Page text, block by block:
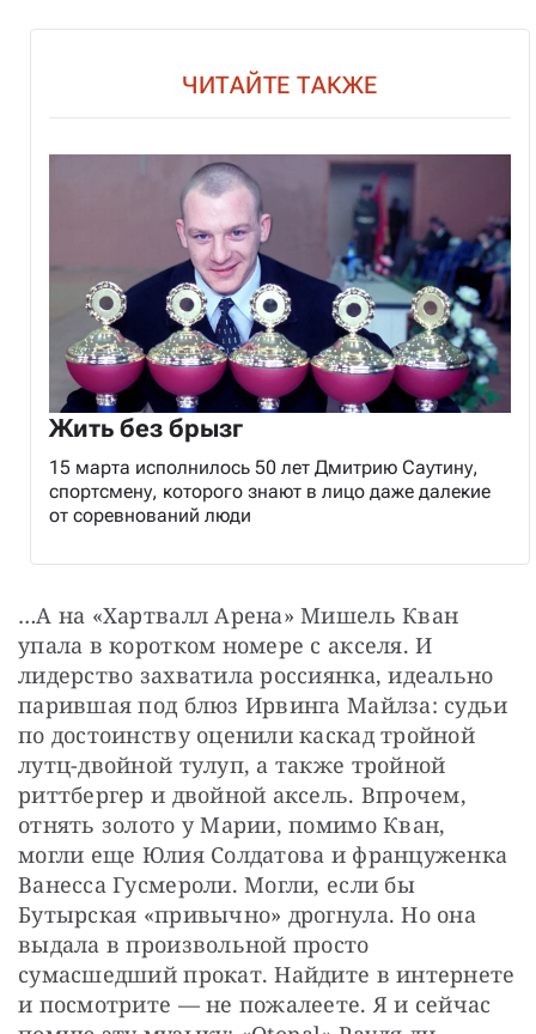
ЧИТАЙТЕ ТАКЖЕ
Жить без брызг
15 марта исполнилось 50 лет Дмитрию Саутину,
спортсмену, которого знают в лицо даже далекие
от соревнований люди
…А на «Хартвалл Арена» Мишель Кван
упала в коротком номере с акселя. И
лидерство захватила россиянка, идеально
парившая под блюз Ирвинга Майлза: судьи
по достоинству оценили каскад тройной
лутц-двойной тулуп, а также тройной
риттбергер и двойной аксель. Впрочем,
отнять золото у Марии, помимо Кван,
могли еще Юлия Солдатова и француженка
Ванесса Гусмероли. Могли, если бы
Бутырская «привычно» дрогнула. Но она
выдала в произвольной просто
сумасшедший прокат. Найдите в интернете
и посмотрите — не пожалеете. Я и сейчас